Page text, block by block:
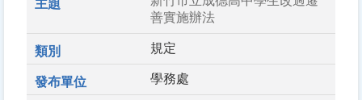
善實施辦法
規定
學務處